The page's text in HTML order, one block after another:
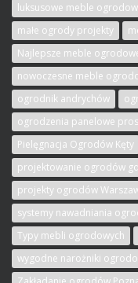
luksusowe meble
małe ogrody projekty
Najlepsze meble
nowoczesne meble
ogrodnik andrychów
ogrodzenia panelowe
Pielęgnacja Ogrodów Kęty
projektowanie ogrodów
projekty ogrodów
systemy nawadniania
Typy mebli ogrodowych
wygodne narożniki